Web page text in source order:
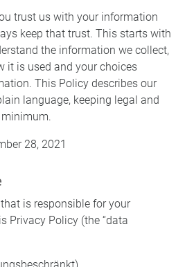
trust us with your information
keep that trust. This starts with
the information we collect,
it is used and your choices
This Policy describes our
language, keeping legal and
28, 2021
is responsible for your
Privacy Policy (the “data